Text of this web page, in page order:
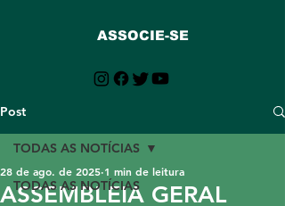
ASSOCIE-SE
Post
TODAS AS NOTÍCIAS
TODAS AS NOTÍCIAS
ASSEMBLEIA GERAL
28 de ago. de 2025 1 min de leitura